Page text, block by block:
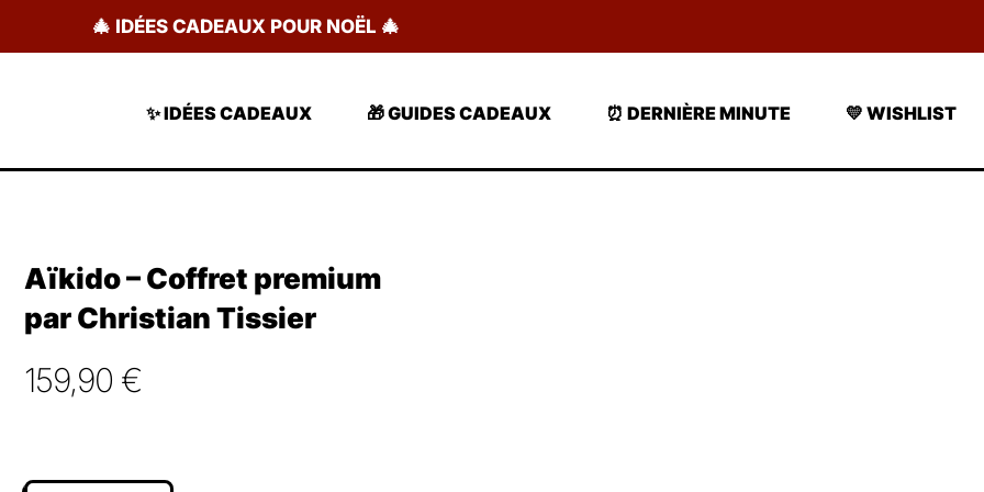
🎄 IDÉES CADEAUX POUR NOËL 🎄
✨ IDÉES CADEAUX 🎁 GUIDES CADEAUX ⏰ DERNIÈRE MINUTE 💛 WISHLIST
Aïkido – Coffret premium
par Christian Tissier
159,90 €